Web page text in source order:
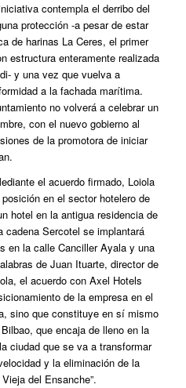
contempla el derribo del
protección -a pesar de estar
de harinas La Ceres, el primer
estructura enteramente realizada
y una vez que vuelva a
a la fachada marítima.
no volverá a celebrar un
con el nuevo gobierno al
de la promotora de iniciar
el acuerdo firmado, Loiola
en el sector hotelero de
hotel en la antigua residencia de
Sercotel se implantará
en la calle Canciller Ayala y una
de Juan Ituarte, director de
el acuerdo con Axel Hotels
de la empresa en el
sino que constituye en sí mismo
que encaja de lleno en la
ciudad que se va a transformar
y la eliminación de la
del Ensanche”.